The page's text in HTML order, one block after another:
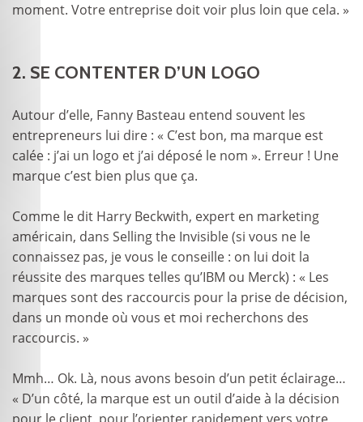
moment. Votre entreprise doit voir plus loin que cela. »
2. SE CONTENTER D’UN LOGO
Autour d’elle, Fanny Basteau entend souvent les
entrepreneurs lui dire : « C’est bon, ma marque est
calée : j’ai un logo et j’ai déposé le nom ». Erreur ! Une
marque c’est bien plus que ça.
Comme le dit Harry Beckwith, expert en marketing
américain, dans Selling the Invisible (si vous ne le
connaissez pas, je vous le conseille : on lui doit la
réussite des marques telles qu’IBM ou Merck) : « Les
marques sont des raccourcis pour la prise de décision,
dans un monde où vous et moi recherchons des
raccourcis. »
Mmh… Ok. Là, nous avons besoin d’un petit éclairage…
« D’un côté, la marque est un outil d’aide à la décision